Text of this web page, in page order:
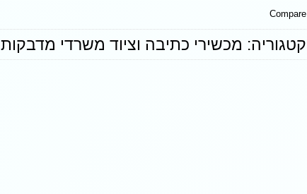
Compare
קטגוריה: מכשירי כתיבה וציוד משרדי מדבקות